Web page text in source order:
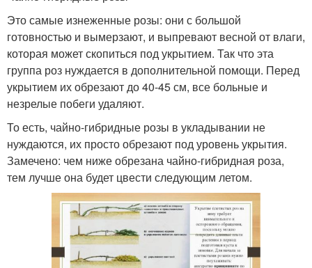
Это самые изнеженные розы: они с большой
готовностью и вымерзают, и выпревают весной от влаги,
которая может скопиться под укрытием. Так что эта
группа роз нуждается в дополнительной помощи. Перед
укрытием их обрезают до 40-45 см, все больные и
незрелые побеги удаляют.
То есть, чайно-гибридные розы в укладывании не
нуждаются, их просто обрезают под уровень укрытия.
Замечено: чем ниже обрезана чайно-гибридная роза,
тем лучше она будет цвести следующим летом.